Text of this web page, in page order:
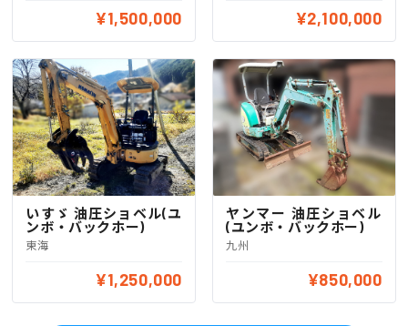
¥1,500,000 ¥2,100,000
いすゞ 油圧ショベル(ユ
ンボ・バックホー)
東海
¥1,250,000
ヤンマー 油圧ショベル
(ユンボ・バックホー)
九州
¥850,000